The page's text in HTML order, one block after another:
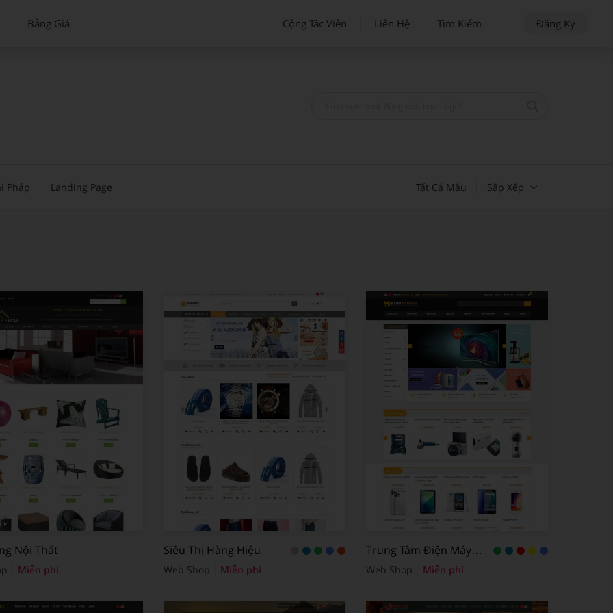
Bảng Giá Cộng Tác Viên Liên Hệ Tìm Kiếm Đăng Ký
Pháp Landing Page Tất Cả Mẫu Sắp Xếp
Nội Thất
Miễn phí
Siêu Thị Hàng Hiệu
Web Shop Miễn phí
Trung Tâm Điện Máy
Cao Cấp
Web Shop Miễn phí